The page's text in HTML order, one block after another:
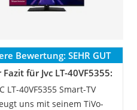
Bewertung: SEHR GUT
Fazit für Jvc LT-40VF5355:
LT-40VF5355 Smart-TV
uns mit seinem TiVo-